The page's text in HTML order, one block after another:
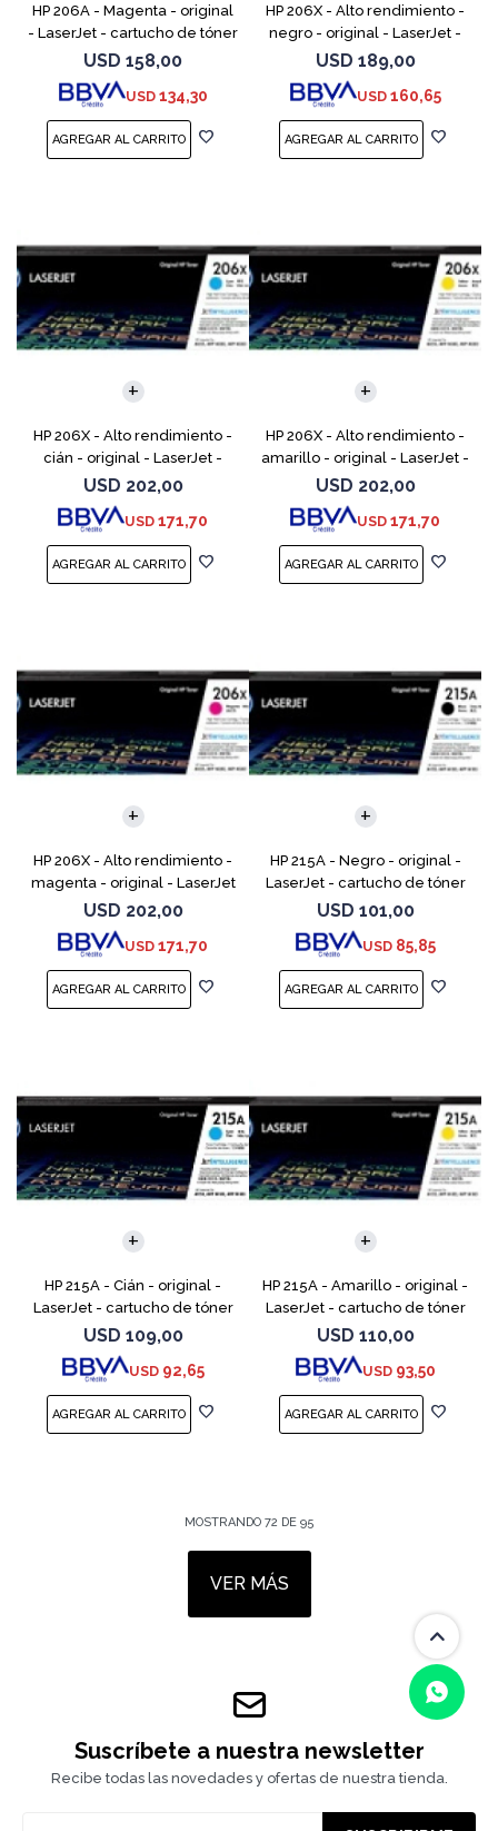
HP 206A - Magenta - original
- LaserJet - cartucho de tóner
(W2113A) - para Color
LaserJet Pro M255, M283, MFP
M282, MFP M283
USD 158,00
USD 134,30
HP 206X - Alto rendimiento -
negro - original - LaserJet -
cartucho de tóner (W2110X) -
para Color LaserJet Pro M255,
M283, MFP
USD 189,00
USD 160,65
HP 206X - Alto rendimiento -
cián - original - LaserJet -
cartucho de tóner (W2111X) -
para Color LaserJet Pro M255,
M283, MFP M
USD 202,00
USD 171,70
HP 206X - Alto rendimiento -
amarillo - original - LaserJet -
cartucho de tóner (W2112X) -
para Color LaserJet Pro M255,
M283, M
USD 202,00
USD 171,70
HP 206X - Alto rendimiento -
magenta - original - LaserJet
- cartucho de tóner (W2113X)
- para Color LaserJet Pro
M255, M283, MF
USD 202,00
USD 171,70
HP 215A - Negro - original -
LaserJet - cartucho de tóner
(W2310A) - para Color
LaserJet Pro M155a, M155nw,
MFP M182n, MFP M182n
USD 101,00
USD 85,85
HP 215A - Cián - original -
LaserJet - cartucho de tóner
(W2311A) - para Color
LaserJet Pro M155a, M155nw,
MFP M182n, MFP M182nw
USD 109,00
USD 92,65
HP 215A - Amarillo - original -
LaserJet - cartucho de tóner
(W2312A) - para Color
LaserJet Pro M155a, M155nw,
MFP M182n, MFP M1
USD 110,00
USD 93,50
MOSTRANDO 72 DE 95
VER MÁS
Suscríbete a nuestra newsletter
Recibe todas las novedades y ofertas de nuestra tienda.